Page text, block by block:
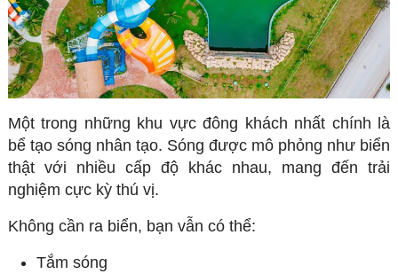
Một trong những khu vực đông khách nhất chính là
bể tạo sóng nhân tạo. Sóng được mô phỏng như biển
thật với nhiều cấp độ khác nhau, mang đến trải
nghiệm cực kỳ thú vị.
Không cần ra biển, bạn vẫn có thể:
Tắm sóng